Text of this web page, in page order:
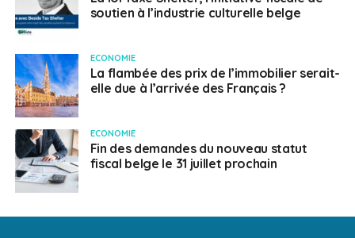
soutien à l’industrie culturelle belge
ECONOMIE
La flambée des prix de l’immobilier serait-
elle due à l’arrivée des Français ?
ECONOMIE
Fin des demandes du nouveau statut
fiscal belge le 31 juillet prochain